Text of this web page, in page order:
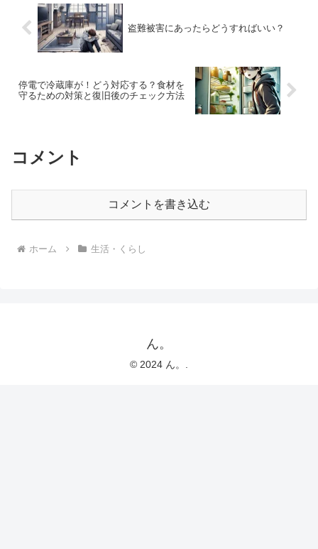
盗難被害にあったらどうすればいい？
停電で冷蔵庫が！どう対応する？食材を
守るための対策と復旧後のチェック方法
コメント
コメントを書き込む
ホーム 生活・くらし
ん。
© 2024 ん。.